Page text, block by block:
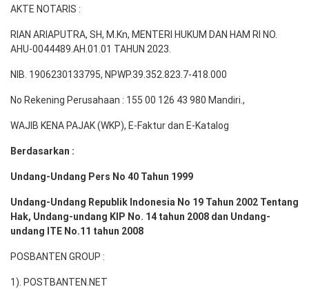
AKTE NOTARIS :
RIAN ARIAPUTRA, SH, M.Kn, MENTERI HUKUM DAN HAM RI NO.
AHU-0044489.AH.01.01 TAHUN 2023.
NIB. 1906230133795, NPWP.39.352.823.7-418.000
No Rekening Perusahaan : 155 00 126 43 980 Mandiri.,
WAJIB KENA PAJAK (WKP), E-Faktur dan E-Katalog
Berdasarkan :
Undang-Undang Pers No 40 Tahun 1999
Undang-Undang Republik Indonesia No 19 Tahun 2002 Tentang
Hak, Undang-undang KIP No. 14 tahun 2008 dan Undang-
undang ITE No.11 tahun 2008
POSBANTEN GROUP :
1). POSTBANTEN.NET